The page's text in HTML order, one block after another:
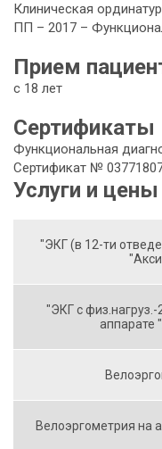
Клиническая
ПП – 2017 –
Прием
с 18 лет
Сертификаты
Функциональная
Сертификат №
Услуги и цены
"ЭКГ (в 12-ти
"ЭКГ с
аппарате
Велоэргометрия на